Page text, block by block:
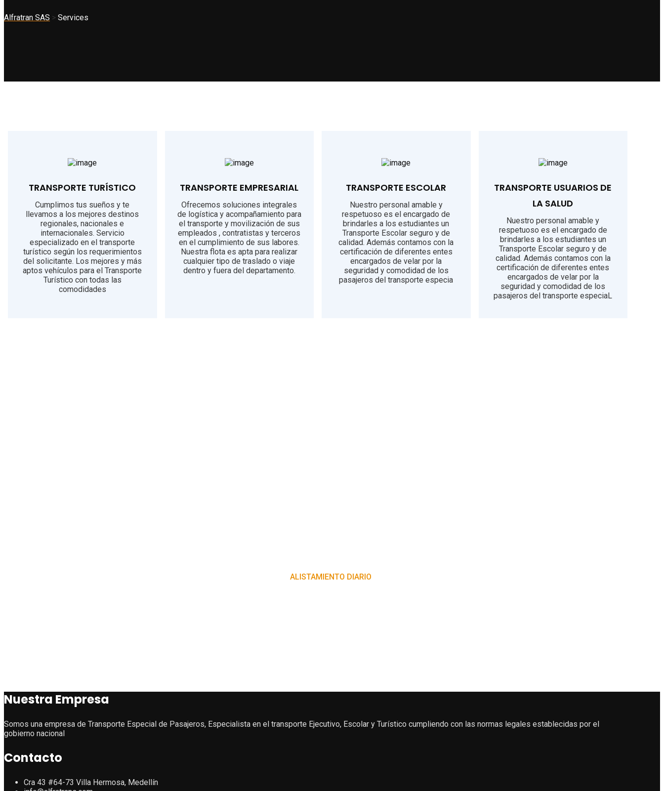
Alfratran SAS > Services
TRANSPORTE TURÍSTICO
Cumplimos tus sueños y te
llevamos a los mejores destinos
regionales, nacionales e
internacionales. Servicio
especializado en el transporte
turístico según los requerimientos
del solicitante. Los mejores y más
aptos vehículos para el Transporte
Turístico con todas las
comodidades
TRANSPORTE EMPRESARIAL
Ofrecemos soluciones integrales
de logística y acompañamiento para
el transporte y movilización de sus
empleados , contratistas y terceros
en el cumplimiento de sus labores.
Nuestra flota es apta para realizar
cualquier tipo de traslado o viaje
dentro y fuera del departamento.
TRANSPORTE ESCOLAR
Nuestro personal amable y
respetuoso es el encargado de
brindarles a los estudiantes un
Transporte Escolar seguro y de
calidad. Además contamos con la
certificación de diferentes entes
encargados de velar por la
seguridad y comodidad de los
pasajeros del transporte especia
TRANSPORTE USUARIOS DE
LA SALUD
Nuestro personal amable y
respetuoso es el encargado de
brindarles a los estudiantes un
Transporte Escolar seguro y de
calidad. Además contamos con la
certificación de diferentes entes
encargados de velar por la
seguridad y comodidad de los
pasajeros del transporte especiaL
ALISTAMIENTO DIARIO
Nuestra Empresa
Somos una empresa de Transporte Especial de Pasajeros, Especialista en el transporte Ejecutivo, Escolar y Turístico cumpliendo con las normas legales establecidas por el
gobierno nacional
Contacto
Cra 43 #64-73 Villa Hermosa, Medellín